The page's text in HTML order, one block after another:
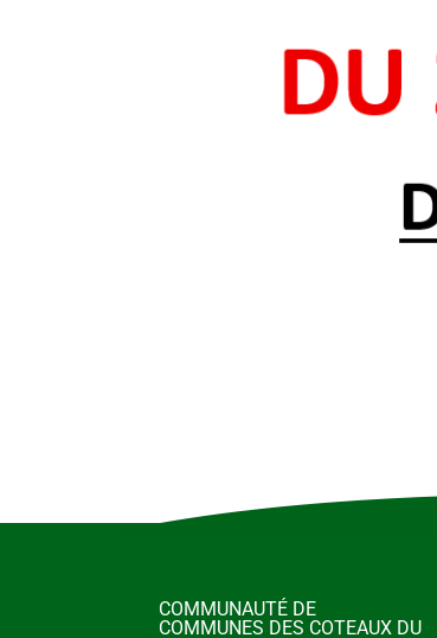
COMMUNAUTÉ DE
COMMUNES DES COTEAUX DU